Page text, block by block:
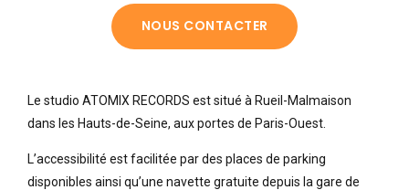
NOUS CONTACTER
Le studio ATOMIX RECORDS est situé à Rueil-Malmaison
dans les Hauts-de-Seine, aux portes de Paris-Ouest.
L’accessibilité est facilitée par des places de parking
disponibles ainsi qu’une navette gratuite depuis la gare de